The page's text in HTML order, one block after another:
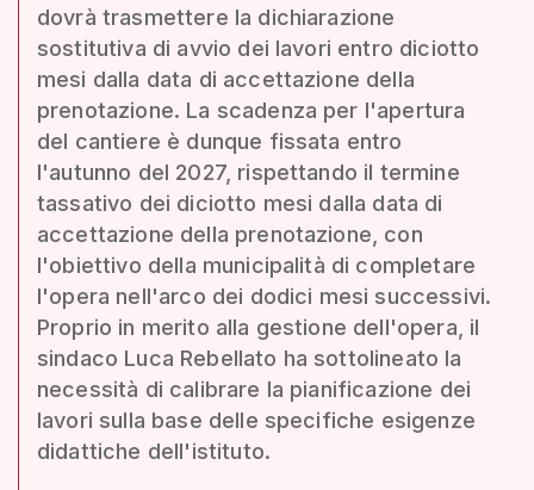
dovrà trasmettere la dichiarazione
sostitutiva di avvio dei lavori entro diciotto
mesi dalla data di accettazione della
prenotazione. La scadenza per l'apertura
del cantiere è dunque fissata entro
l'autunno del 2027, rispettando il termine
tassativo dei diciotto mesi dalla data di
accettazione della prenotazione, con
l'obiettivo della municipalità di completare
l'opera nell'arco dei dodici mesi successivi.
Proprio in merito alla gestione dell'opera, il
sindaco Luca Rebellato ha sottolineato la
necessità di calibrare la pianificazione dei
lavori sulla base delle specifiche esigenze
didattiche dell'istituto.